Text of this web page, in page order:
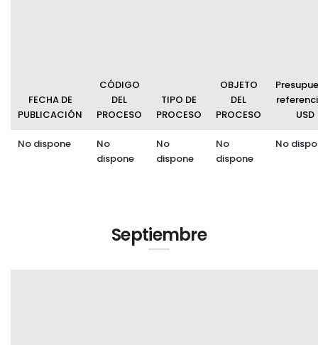
FECHA DE
PUBLICACIÓN
CÓDIGO
DEL
PROCESO
TIPO DE
PROCESO
OBJETO
DEL
PROCESO
USD
No dispone
No
dispone
No
dispone
No
dispone
No
Septiembre